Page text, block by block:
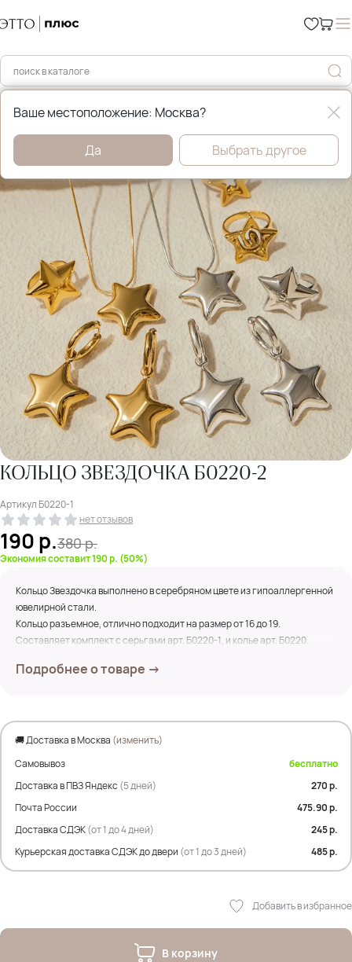
Главная Бижутерия
КОЛЬЦО ЗВЕЗДОЧКА Б0220-2
Артикул Б0220-1
нет отзывов
190р.380р.
Экономия составит 190 р. (50%)
Кольцо Звездочка выполнено в серебряном цвете из гипоаллергенной
ювелирной стали.
Кольцо разъемное, отлично подходит на размер от 16 до 19.
Составляет комплект с серьгами арт. Б0220-1, и колье арт. Б0220.
Подробнее о товаре →
🚚 Доставка в Москва (изменить)
Самовывоз
бесплатно
Доставка в ПВЗ Яндекс (5 дней)
270 р.
Почта России
475.90 р.
Доставка СДЭК(от 1 до 4 дней)
245 р.
Курьерская доставка СДЭК до двери (от 1 до 3 дней) 485 р.
Добавить в избранное
В корзину
Ваше местоположение: Москва?
Да Выбрать другое